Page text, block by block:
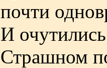
почти
И
Страшном